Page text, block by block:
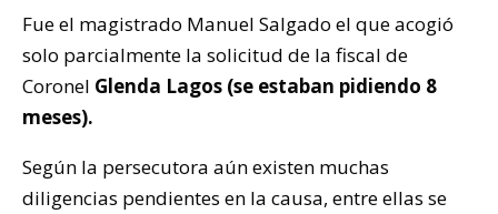
Fue el magistrado Manuel Salgado el que acogió
solo parcialmente la solicitud de la fiscal de
Coronel Glenda Lagos (se estaban pidiendo 8
meses).
Según la persecutora aún existen muchas
diligencias pendientes en la causa, entre ellas se